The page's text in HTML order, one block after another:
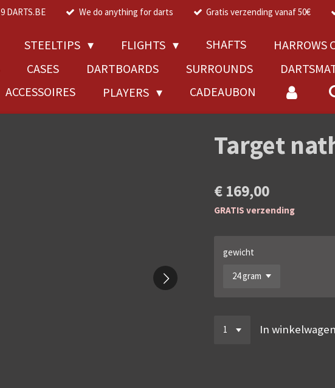
9 DARTS.BE We do anything for darts Gratis verzending vanaf 50€
STEELTIPS FLIGHTS SHAFTS
HARROWS
CASES DARTBOARDS SURROUNDS
ACCESSOIRES PLAYERS CADEAUBON
Target
€ 169,00
GRATIS verzending
gewicht
In